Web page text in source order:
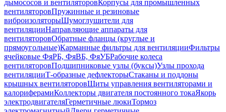
дымососов и вентиляторовКорпусы для промышленных
вентиляторовПружинные и резиновые
виброизоляторыШумоглушители для
вентиляцииНаправляющие аппараты для
вентиляторовОбратные фланцы (круглые и
прямоугольные)Карманные фильтры для вентиляцииФильтры
ячейковые ФяРБ, ФяВБ, ФяУБРабочие колеса
вентиляторовПодшипниковые узлы (буксы)Узлы прохода
вентиляцииТ-образные дефлекторыСтаканы и поддоны
крышных вентиляторовЩиты управления вентиляторами и
калориферамиКоллекторы двигателя постоянного токаЯкорь
электродвигателяГерметичные люкиТормоз